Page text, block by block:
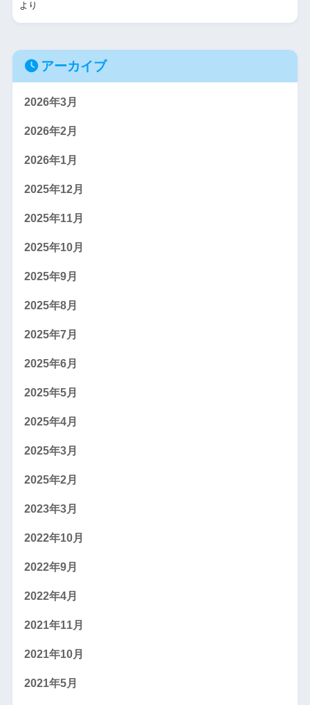
より
アーカイブ
2026年3月
2026年2月
2026年1月
2025年12月
2025年11月
2025年10月
2025年9月
2025年8月
2025年7月
2025年6月
2025年5月
2025年4月
2025年3月
2025年2月
2023年3月
2022年10月
2022年9月
2022年4月
2021年11月
2021年10月
2021年5月